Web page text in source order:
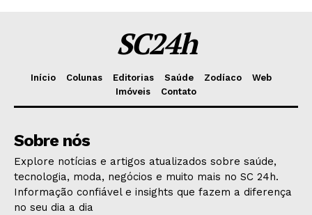
SC24h
Início Colunas Editorias Saúde Zodíaco
Web
Imóveis
Contato
Sobre nós
Explore notícias e artigos atualizados sobre saúde,
tecnologia, moda, negócios e muito mais no SC 24h.
Informação confiável e insights que fazem a diferença
no seu dia a dia